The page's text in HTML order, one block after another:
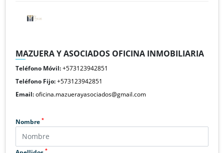
MAZUERA Y ASOCIADOS OFICINA INMOBILIARIA
Teléfono Móvil:+573123942851
Teléfono Fijo:+573123942851
Email:oficina.mazuerayasociados@gmail.com
Nombre *
*